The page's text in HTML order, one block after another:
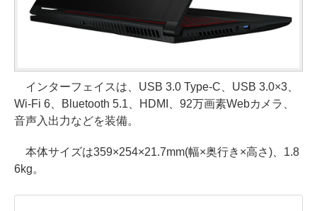
インターフェイスは、USB 3.0 Type-C、USB 3.0×3、
Wi-Fi 6、Bluetooth 5.1、HDMI、92万画素Webカメラ、
音声入出力などを装備。
本体サイズは359×254×21.7mm(幅×奥行き×高さ)、1.8
6kg。